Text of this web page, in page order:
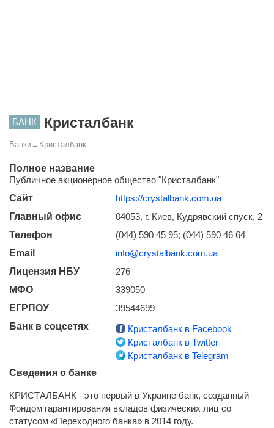
БАНК Кристалбанк
Банки→ Кристалбанк
Полное название
Публичное акционерное общество "Кристалбанк"
Сайт
https://crystalbank.com.ua
Главный офис
04053, г. Киев, Кудрявский спуск, 2
Телефон
(044) 590 45 95; (044) 590 46 64
Email
info@crystalbank.com.ua
Лицензия НБУ
276
МФО
339050
ЕГРПОУ
39544699
Банк в соцсетях
Кристалбанк в Facebook
Кристалбанк в Twitter
Кристалбанк в Telegram
Сведения о банке
КРИСТАЛБАНК - это первый в Украине банк, созданный
Фондом гарантирования вкладов физических лиц со
статусом «Переходного банка» в 2014 году.